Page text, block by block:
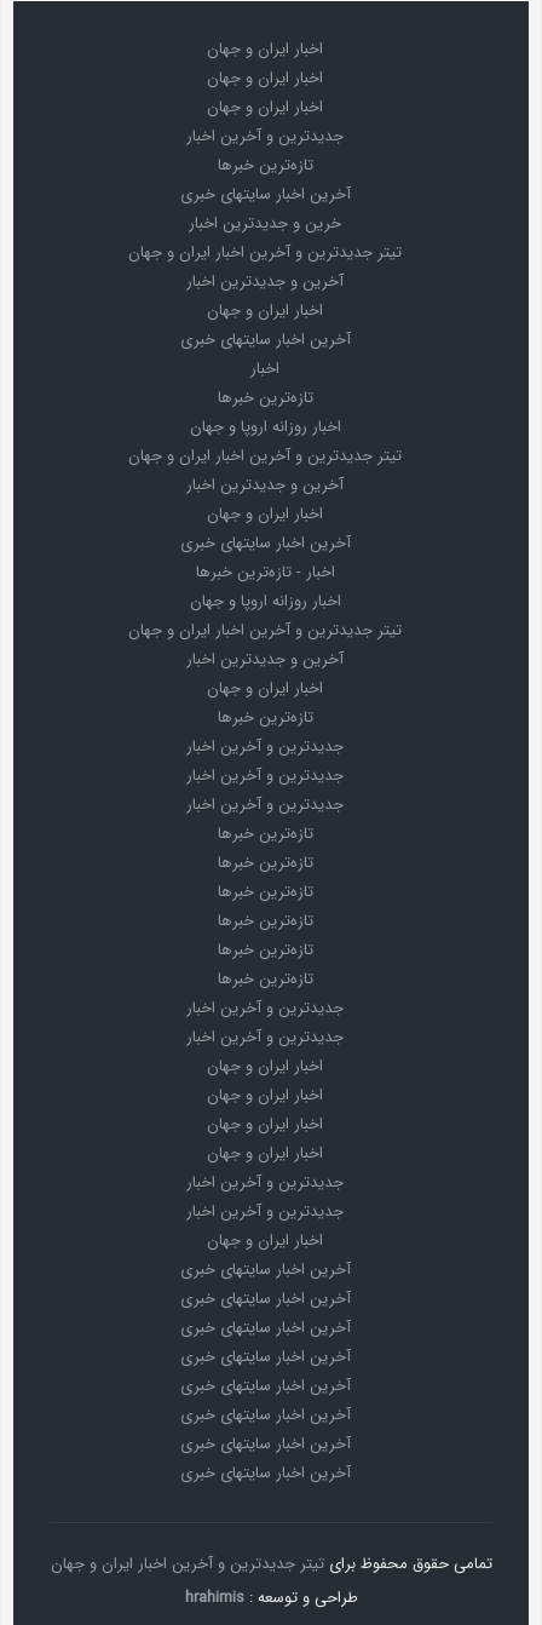
اخبار ایران و جهان
اخبار ایران و جهان
اخبار ایران و جهان
جدیدترین و آخرین اخبار
تازه‌ترین خبرها
آخرین اخبار سایتهای خبری
خرین و جدیدترین اخبار
تیتر جدیدترین و آخرین اخبار ایران و جهان
آخرین و جدیدترین اخبار
اخبار ایران و جهان
آخرین اخبار سایتهای خبری
اخبار
تازه‌ترین خبرها
اخبار روزانه اروپا و جهان
تیتر جدیدترین و آخرین اخبار ایران و جهان
آخرین و جدیدترین اخبار
اخبار ایران و جهان
آخرین اخبار سایتهای خبری
اخبار - تازه‌ترین خبرها
اخبار روزانه اروپا و جهان
تیتر جدیدترین و آخرین اخبار ایران و جهان
آخرین و جدیدترین اخبار
اخبار ایران و جهان
تازه‌ترین خبرها
جدیدترین و آخرین اخبار
جدیدترین و آخرین اخبار
جدیدترین و آخرین اخبار
تازه‌ترین خبرها
تازه‌ترین خبرها
تازه‌ترین خبرها
تازه‌ترین خبرها
تازه‌ترین خبرها
تازه‌ترین خبرها
جدیدترین و آخرین اخبار
جدیدترین و آخرین اخبار
اخبار ایران و جهان
اخبار ایران و جهان
اخبار ایران و جهان
اخبار ایران و جهان
جدیدترین و آخرین اخبار
جدیدترین و آخرین اخبار
اخبار ایران و جهان
آخرین اخبار سایتهای خبری
آخرین اخبار سایتهای خبری
آخرین اخبار سایتهای خبری
آخرین اخبار سایتهای خبری
آخرین اخبار سایتهای خبری
آخرین اخبار سایتهای خبری
آخرین اخبار سایتهای خبری
آخرین اخبار سایتهای خبری
تمامی حقوق محفوظ برای تیتر جدیدترین و آخرین اخبار ایران و جهان
طراحی و توسعه : hrahimis